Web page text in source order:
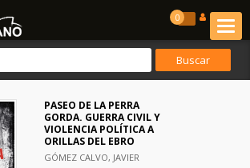
0
PASEO DE LA PERRA
GORDA. GUERRA CIVIL Y
VIOLENCIA POLÍTICA A
ORILLAS DEL EBRO
GÓMEZ CALVO, JAVIER